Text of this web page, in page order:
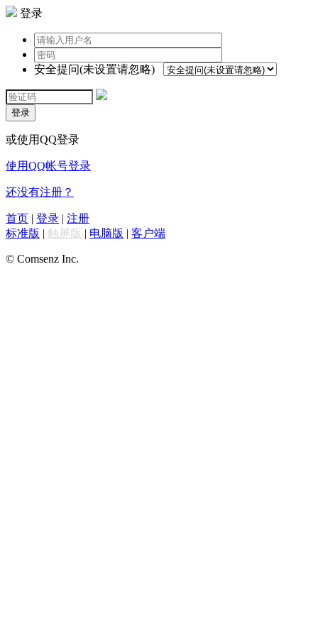
登录
安全提问(未设置请忽略)
登录
或使用QQ登录
使用QQ帐号登录
还没有注册？
首页 | 登录 | 注册
标准版 | 触屏版 | 电脑版 | 客户端
© Comsenz Inc.